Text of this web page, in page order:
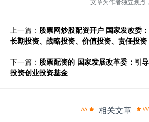
上一篇： 股票网炒股配资开户 国家发改委
长期投资、战略投资、价值投资、责任投资
下一篇： 股票配资的 国家发展改革委：引
投资创业投资基金
相关文章